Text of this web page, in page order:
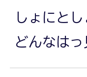
しょにと
どんなはっ